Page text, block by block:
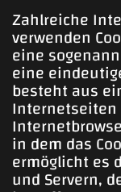
Zahlreiche
verwenden
eine
eine
besteht aus
Internetseiten
in dem das
ermöglicht es
und Servern,